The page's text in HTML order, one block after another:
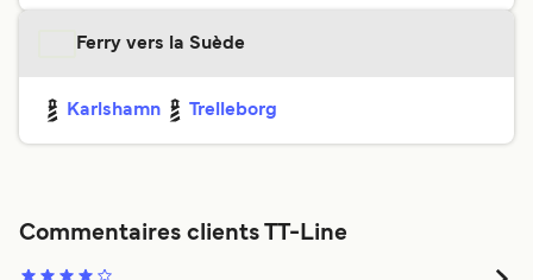
Ferry vers la Suède
Karlshamn Trelleborg
Commentaires clients TT-Line